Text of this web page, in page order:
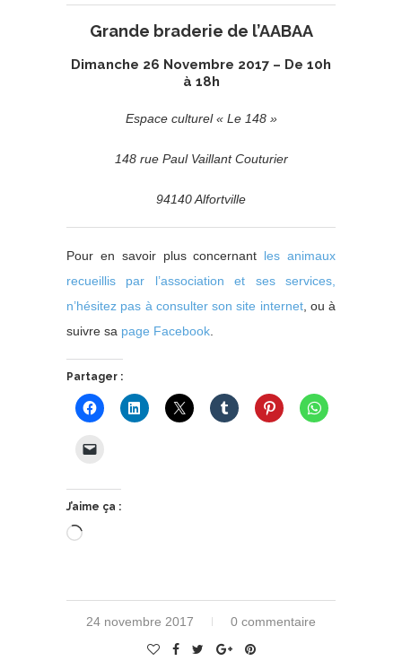
Grande braderie de l’AABAA
Dimanche 26 Novembre 2017 – De 10h
à 18h
Espace culturel « Le 148 »
148 rue Paul Vaillant Couturier
94140 Alfortville
Pour en savoir plus concernant les animaux
recueillis par l’association et ses services,
n’hésitez pas à consulter son site internet, ou à
suivre sa page Facebook
Partager :
J’aime ça :
Chargement…
24 novembre 2017 0 commentaire